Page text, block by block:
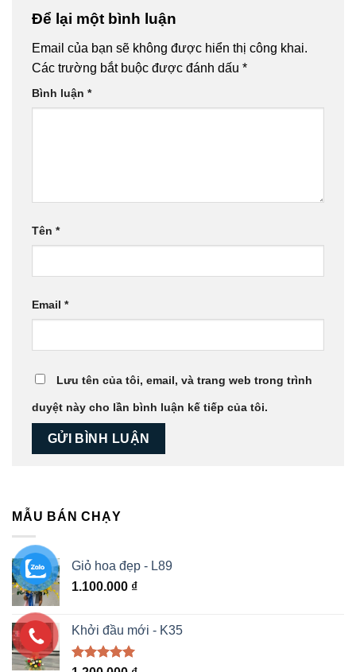
Để lại một bình luận
Email của bạn sẽ không được hiển thị công khai.
Các trường bắt buộc được đánh dấu *
Bình luận *
Tên *
Email *
Lưu tên của tôi, email, và trang web trong trình
duyệt này cho lần bình luận kế tiếp của tôi.
MẪU BÁN CHẠY
Giỏ hoa đẹp - L89
1.100.000 ₫
Khởi đầu mới - K35